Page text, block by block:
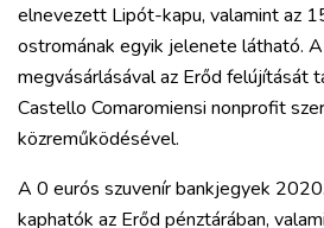
elnevezett Lipót-kapu, valamint az
ostromának egyik jelenete látható.
megvásárlásával az Erőd felújítását
Castello Comaromiensi nonprofit
közreműködésével.
A 0 eurós szuvenír bankjegyek
kaphatók az Erőd pénztárában,